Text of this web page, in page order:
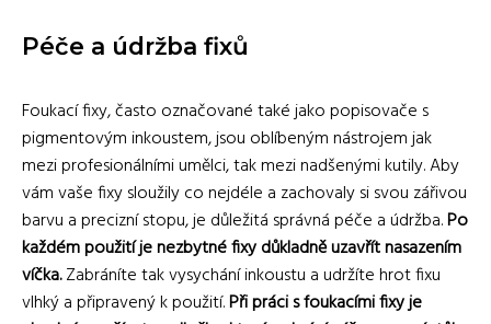
Péče a údržba fixů
Foukací fixy, často označované také jako popisovače s
pigmentovým inkoustem, jsou oblíbeným nástrojem jak
mezi profesionálními umělci, tak mezi nadšenými kutily. Aby
vám vaše fixy sloužily co nejdéle a zachovaly si svou zářivou
barvu a precizní stopu, je důležitá správná péče a údržba.Po
každém použití je nezbytné fixy důkladně uzavřít nasazením
víčka.Zabráníte tak vysychání inkoustu a udržíte hrot fixu
vlhký a připravený k použití.Při práci s foukacími fixy je